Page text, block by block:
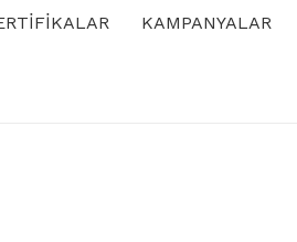
KAMPANYALAR